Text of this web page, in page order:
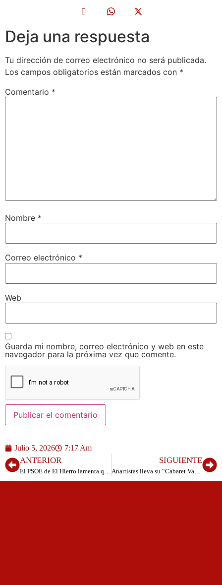
Deja una respuesta
Tu dirección de correo electrónico no será publicada.
Los campos obligatorios están marcados con *
Comentario *
Nombre *
Correo electrónico *
Web
Guarda mi nombre, correo electrónico y web en este
navegador para la próxima vez que comente.
Julio 5, 2026 7:17 Am
ANTERIOR
El PSOE de El Hierro lamenta que AHI y Asamblea Herreña llevan el bloqueo político del Cabildo a un extremo sin precedentes
SIGUIENTE
Anartistas lleva su “Cabaret Varieté” a la Sala Asabanos de Valverde